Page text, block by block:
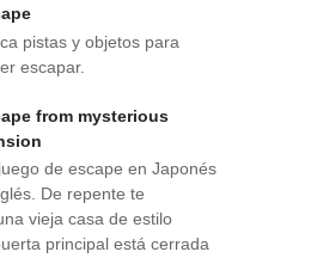
pistas y objetos para
escapar.
from mysterious
de escape en Japonés
De repente te
vieja casa de estilo
principal está cerrada